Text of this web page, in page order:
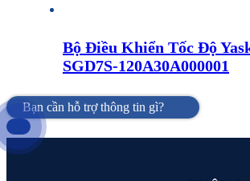
Bộ Điều Khiển Tốc Độ
SGD7S-120A30A000001
Bạn cần hỗ trợ thông tin gì?